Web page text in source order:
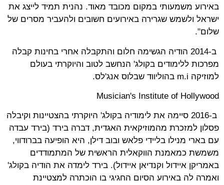
באירוע משמעותי במקום מכובד מאוד. נהנית תמיד לייצג את
ישראל ולשמש שגרירה באירועים חשובים ולהעביר מסרים של
שלום".
ב-2014 הודיה הגשימה חלום והתקבלה אחרי בחינות קבלה
מפרכות ללימודים בקולג' הנחשב לטוב והיוקרתי בעולם
למוזיקה m.i בהוליווד שבלוס אנג'לס.
Musician's Institute of Hollywood
ב-2016 סיימה את לימודיה בקולג' היוקרתי בהצטיינות וקיבלה
פסלון למזכרת מהמוזיקאית האגדית, דברה בירד (בירד עבדה
עם בארי מנילו בליידי פלאש ובוב דילן, היא הופיעה בברודווי,
משמשת כמאמנת הווקאלית הראשית של המתמודדים
באמריקן איידול וקנדיאן איידול). בירד לימדה את הודיה בקולג'
ואמרה לה באירוע הסיום החגיגי בו הוכתרה למצטיינת